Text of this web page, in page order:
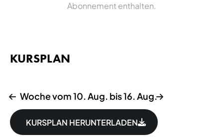
Abonnement enthalten.
KURSPLAN
Woche vom 10. Aug. bis 16. Aug.
KURSPLAN HERUNTERLADEN